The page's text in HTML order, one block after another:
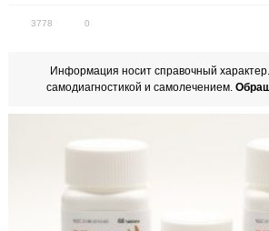
3778 0
Информация носит справочный
самодиагностикой и самолечением.